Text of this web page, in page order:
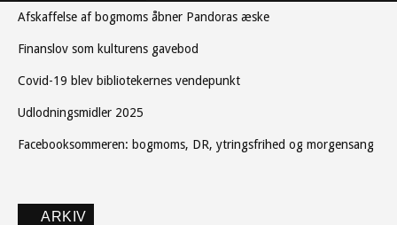
Afskaffelse af bogmoms åbner Pandoras æske
Finanslov som kulturens gavebod
Covid-19 blev bibliotekernes vendepunkt
Udlodningsmidler 2025
Facebooksommeren: bogmoms, DR, ytringsfrihed og morgensang
ARKIV